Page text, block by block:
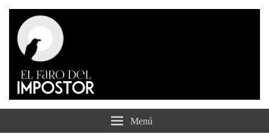
El Faro del Impostor
Menú